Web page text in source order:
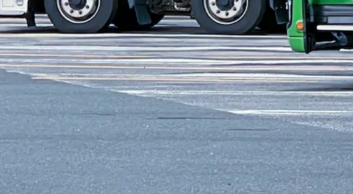
築資材を運ぶ準中型~大型トラックドライバー（3t･